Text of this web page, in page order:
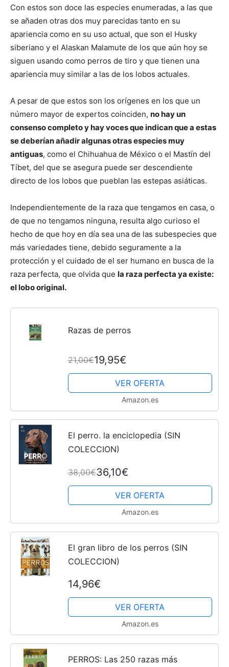
Cachorros
Con estos son doce las especies enumeradas, a las que
se añaden otras dos muy parecidas tanto en su
apariencia como en su uso actual, que son el Husky
siberiano y el Alaskan Malamute de los que aún hoy se
siguen usando como perros de tiro y que tienen una
apariencia muy similar a las de los lobos actuales.
A pesar de que estos son los orígenes en los que un
número mayor de expertos coinciden, no hay un
consenso completo y hay voces que indican que a estas
se deberían añadir algunas otras especies muy
antiguas, como el Chihuahua de México o el Mastín del
Tíbet, del que se asegura puede ser descendiente
directo de los lobos que pueblan las estepas asiáticas.
Independientemente de la raza que tengamos en casa, o
de que no tengamos ninguna, resulta algo curioso el
hecho de que hoy en día sea una de las subespecies que
más variedades tiene, debido seguramente a la
protección y el cuidado de el ser humano en busca de la
raza perfecta, que olvida que la raza perfecta ya existe:
el lobo original.
Razas de perros
21,00€19,95€
VER OFERTA
Amazon.es
El perro. la enciclopedia (SIN
COLECCION)
38,00€36,10€
VER OFERTA
Amazon.es
El gran libro de los perros (SIN
COLECCION)
14,96€
VER OFERTA
Amazon.es
PERROS: Las 250 razas más